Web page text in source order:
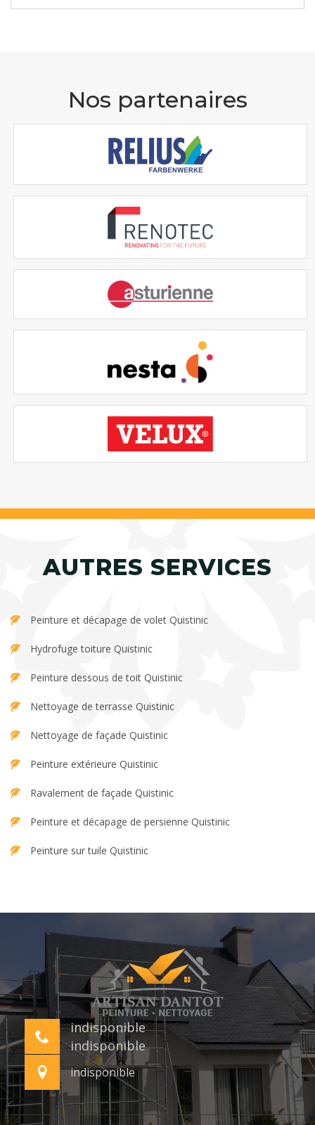
Nos partenaires
AUTRES SERVICES
Peinture et décapage de volet Quistinic
Hydrofuge toiture Quistinic
Peinture dessous de toit Quistinic
Nettoyage de terrasse Quistinic
Nettoyage de façade Quistinic
Peinture extérieure Quistinic
Ravalement de façade Quistinic
Peinture et décapage de persienne Quistinic
Peinture sur tuile Quistinic
indisponible
indisponible
indisponible